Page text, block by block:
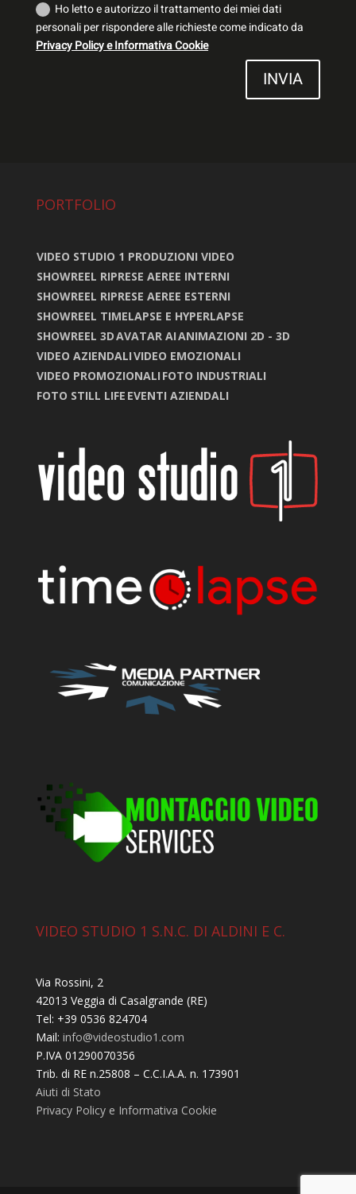
Ho letto e autorizzo il trattamento dei miei dati
personali per rispondere alle richieste come indicato da
Privacy Policy e Informativa Cookie
INVIA
PORTFOLIO
VIDEO STUDIO 1 PRODUZIONI VIDEO
SHOWREEL RIPRESE AEREE INTERNI
SHOWREEL RIPRESE AEREE ESTERNI
SHOWREEL TIMELAPSE E HYPERLAPSE
SHOWREEL 3DAVATAR AIANIMAZIONI 2D - 3D
VIDEO AZIENDALIVIDEO EMOZIONALI
VIDEO PROMOZIONALI FOTO INDUSTRIALI
FOTO STILL LIFE EVENTI AZIENDALI
VIDEO STUDIO 1 S.N.C. DI ALDINI E C.
Via Rossini, 2
42013 Veggia di Casalgrande (RE)
Tel: +39 0536 824704
Mail: info@videostudio1.com
P.IVA 01290070356
Trib. di RE n.25808 – C.C.I.A.A. n. 173901
Aiuti di Stato
Privacy Policy e Informativa Cookie